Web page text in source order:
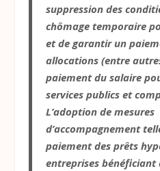
suppression des
chômage temporaire
et de garantir un
allocations (entre
paiement du salaire
services publics et
L’adoption de mesures
d’accompagnement
paiement des prêts
entreprises bénéficiant